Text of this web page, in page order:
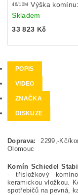
46/10M
Výška
Skladem
33 823 Kč
POPIS
VIDEO
ZNAČKA
DISKUZE
Doprava: 2299,-Kč/
Olomouc
Komín Schiedel
- třísložkový
keramickou vložkou.
spotřebičů na pevná,